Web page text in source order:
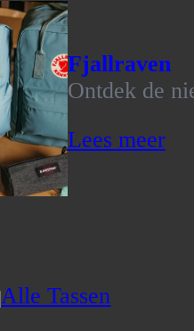
Fjallraven
Ontdek de
Lees meer
Alle Tassen